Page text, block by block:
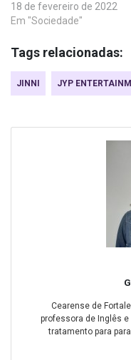
18 de fevereiro de 2022
Em "Sociedade"
Tags relacionadas:
JINNI JYP
Cearense de
professora de Inglês
tratamento para